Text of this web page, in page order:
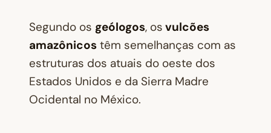
Segundo os geólogos, os vulcões
amazônicos têm semelhanças com as
estruturas dos atuais do oeste dos
Estados Unidos e da Sierra Madre
Ocidental no México.